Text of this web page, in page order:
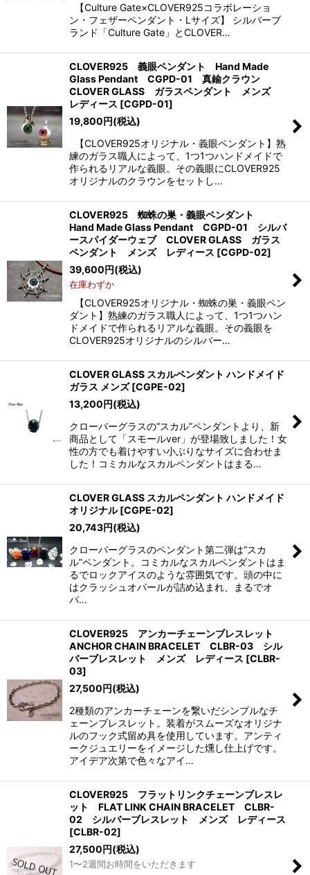
【Culture Gate×CLOVER925コラボレーショ
ン・フェザーペンダント・Lサイズ】 シルバーブ
ランド「Culture Gate」とCLOVER…
CLOVER925 義眼ペンダント Hand Made
Glass Pendant CGPD-01 真鍮クラウン
CLOVER GLASS ガラスペンダント メンズ
レディース [CGPD-01]
19,800円(税込)
【CLOVER925オリジナル・義眼ペンダント】熟
練のガラス職人によって、1つ1つハンドメイドで
作られるリアルな義眼。その義眼にCLOVER925
オリジナルのクラウンをセットし…
CLOVER925 蜘蛛の巣・義眼ペンダント
Hand Made Glass Pendant CGPD-01 シルバ
ースパイダーウェブ CLOVER GLASS ガラス
ペンダント メンズ レディース [CGPD-02]
39,600円(税込)
在庫わずか
【CLOVER925オリジナル・蜘蛛の巣・義眼ペン
ダント】熟練のガラス職人によって、1つ1つハン
ドメイドで作られるリアルな義眼。その義眼を
CLOVER925オリジナルのシルバー…
CLOVER GLASS スカルペンダント ハンドメイド
ガラス メンズ [CGPE-02]
13,200円(税込)
クローバーグラスの“スカル”ペンダントより、新
商品として「スモールver」が登場致しました！女
性の方でも着けやすい小ぶりなサイズに合わせま
した！コミカルなスカルペンダントはまる…
CLOVER GLASS スカルペンダント ハンドメイド
オリジナル [CGPE-02]
20,743円(税込)
クローバーグラスのペンダント第二弾は“スカ
ル”ペンダント。コミカルなスカルペンダントはま
るでロックアイスのような雰囲気です。頭の中に
はクラッシュオパールが詰め込まれ、まるでオ
パ…
CLOVER925 アンカーチェーンブレスレット
ANCHOR CHAIN BRACELET CLBR-03 シル
バーブレスレット メンズ レディース [CLBR-
03]
27,500円(税込)
2種類のアンカーチェーンを繋いだシンプルなチ
ェーンブレスレット。装着がスムーズなオリジナ
ルのフック式留め具を使用しています。アンティ
ークジュエリーをイメージした燻し仕上げです。
アイデア次第で色々なアイ…
CLOVER925 フラットリンクチェーンブレスレ
ット FLAT LINK CHAIN BRACELET CLBR-
02 シルバーブレスレット メンズ レディース
[CLBR-02]
27,500円(税込)
1〜2週間お時間をいただきます